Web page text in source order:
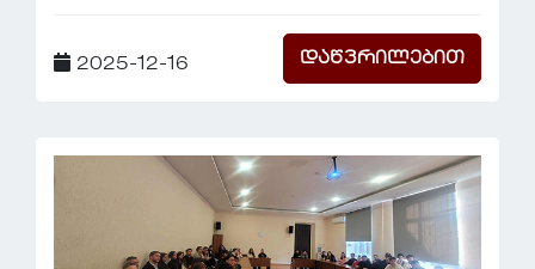
2025-12-16 დაწვრილებით